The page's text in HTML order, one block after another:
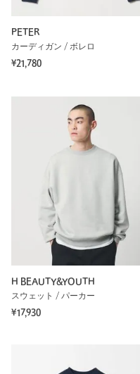
PETER
カーディガン / ボレロ
¥21,780
H BEAUTY&YOUTH
スウェット / パーカー
¥17,930